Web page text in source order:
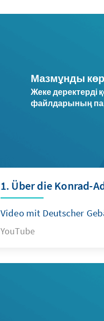
Мазмұнды
Жеке деректерді
файлдарының
1. Über die Konrad-
Video mit Deutscher
YouTube